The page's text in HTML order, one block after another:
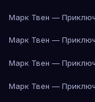
Марк Твен —
Марк Твен —
Марк Твен —
Марк Твен —